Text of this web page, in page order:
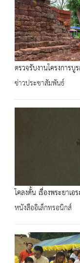
ตรวจรับงานโครงการ
ข่าวประชาสัมพันธ์
โคลงดั้น เรื่องพระยาเ
หนังสืออิเล็กทรอนิกส์